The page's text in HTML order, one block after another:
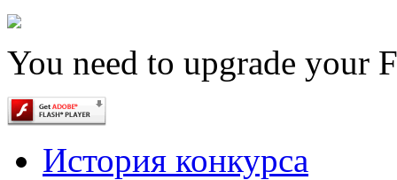
You need to upgrade your
История конкурса